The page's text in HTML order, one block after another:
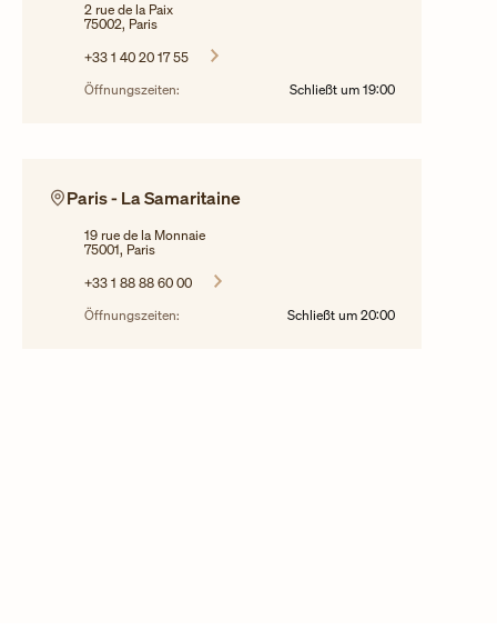
2 rue de la Paix
75002, Paris
+33 1 40 20 17 55
Öffnungszeiten:
Schließt um 19:00
Paris - La Samaritaine
19 rue de la Monnaie
75001, Paris
+33 1 88 88 60 00
Öffnungszeiten:
Schließt um 20:00